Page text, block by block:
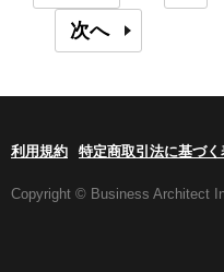
次へ
利用規約 特定商取引法に基づく
Copyright © Business Architect